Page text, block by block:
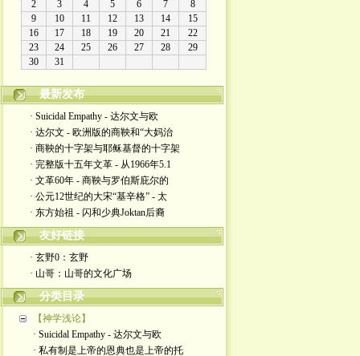
最新发布
· Suicidal Empathy - 达尔文与欧
· 达尔文 - 欧洲版的商鞅和“大妈治
· 商鞅的十字架与耶稣基督的十字架
· 完整版十五年文革 - 从1966年5.1
· 文革60年 - 商鞅与罗伯斯庇尔的
· 公元12世纪的大宋“基辛格” - 太
· 东方始祖 - 闪和少典Joktan后裔
友好链接
· 玄野0：玄野
· 山哥：山哥的文化广场
分类目录
【神学浅论】
· Suicidal Empathy - 达尔文与欧
· 私有制是上帝的恩典也是上帝的托